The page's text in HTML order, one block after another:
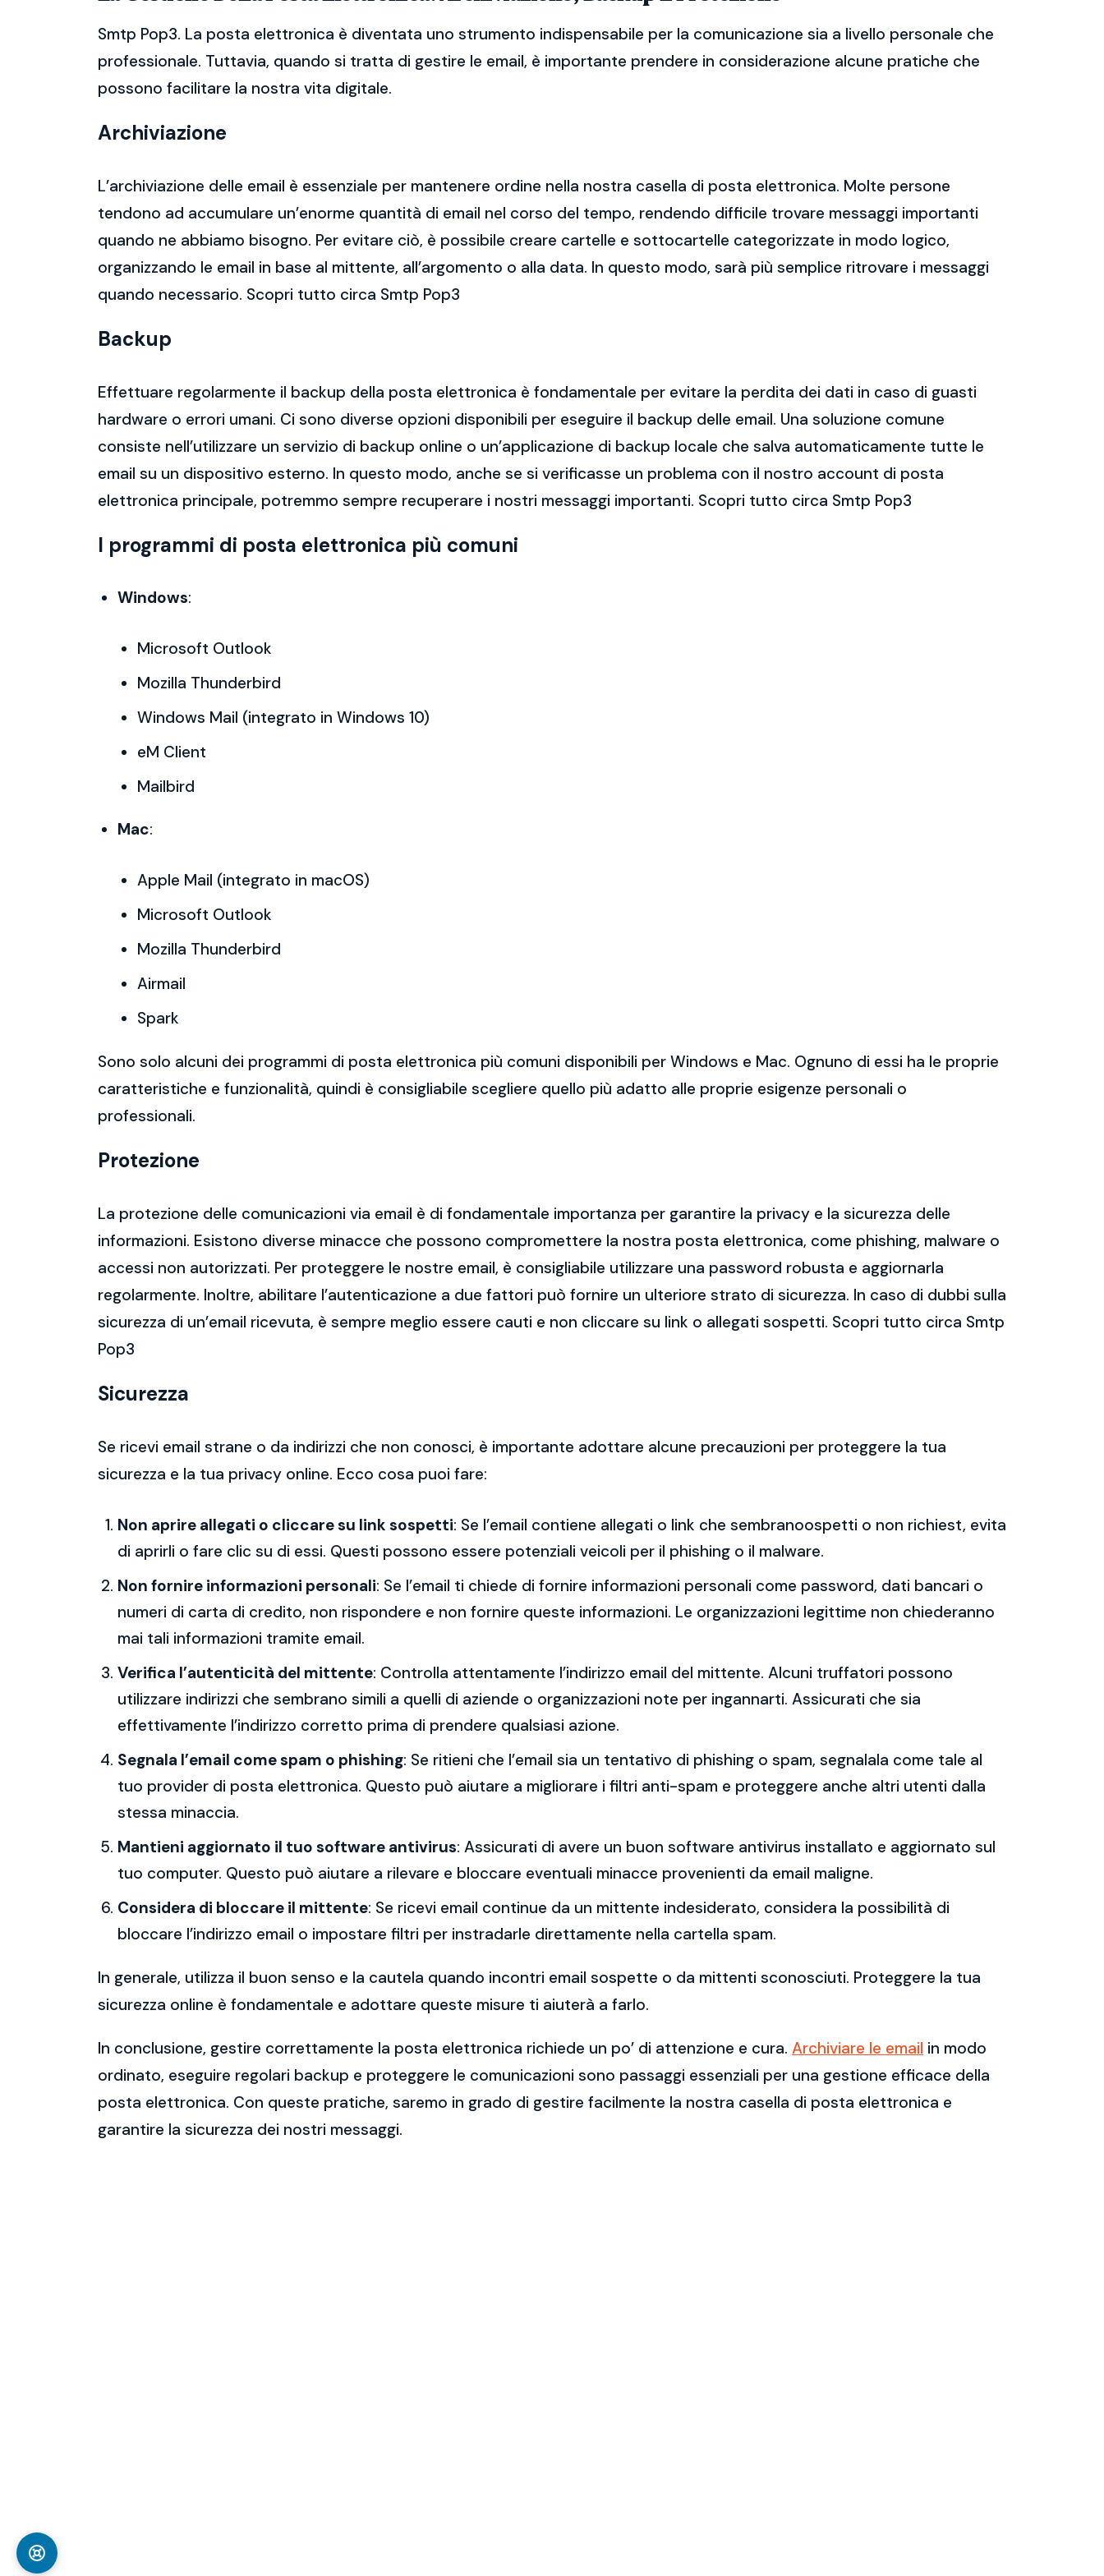
Smtp Pop3. La posta elettronica è diventata uno strumento indispensabile per la comunicazione sia a livello personale che
professionale. Tuttavia, quando si tratta di gestire le email, è importante prendere in considerazione alcune pratiche che
possono facilitare la nostra vita digitale.
Archiviazione
L’archiviazione delle email è essenziale per mantenere ordine nella nostra casella di posta elettronica. Molte persone
tendono ad accumulare un’enorme quantità di email nel corso del tempo, rendendo difficile trovare messaggi importanti
quando ne abbiamo bisogno. Per evitare ciò, è possibile creare cartelle e sottocartelle categorizzate in modo logico,
organizzando le email in base al mittente, all’argomento o alla data. In questo modo, sarà più semplice ritrovare i messaggi
quando necessario. Scopri tutto circa Smtp Pop3
Backup
Effettuare regolarmente il backup della posta elettronica è fondamentale per evitare la perdita dei dati in caso di guasti
hardware o errori umani. Ci sono diverse opzioni disponibili per eseguire il backup delle email. Una soluzione comune
consiste nell’utilizzare un servizio di backup online o un’applicazione di backup locale che salva automaticamente tutte le
email su un dispositivo esterno. In questo modo, anche se si verificasse un problema con il nostro account di posta
elettronica principale, potremmo sempre recuperare i nostri messaggi importanti. Scopri tutto circa Smtp Pop3
I programmi di posta elettronica più comuni
Windows:
Microsoft Outlook
Mozilla Thunderbird
Windows Mail (integrato in Windows 10)
eM Client
Mailbird
Mac:
Apple Mail (integrato in macOS)
Microsoft Outlook
Mozilla Thunderbird
Airmail
Spark
Sono solo alcuni dei programmi di posta elettronica più comuni disponibili per Windows e Mac. Ognuno di essi ha le proprie
caratteristiche e funzionalità, quindi è consigliabile scegliere quello più adatto alle proprie esigenze personali o
professionali.
Protezione
La protezione delle comunicazioni via email è di fondamentale importanza per garantire la privacy e la sicurezza delle
informazioni. Esistono diverse minacce che possono compromettere la nostra posta elettronica, come phishing, malware o
accessi non autorizzati. Per proteggere le nostre email, è consigliabile utilizzare una password robusta e aggiornarla
regolarmente. Inoltre, abilitare l’autenticazione a due fattori può fornire un ulteriore strato di sicurezza. In caso di dubbi sulla
sicurezza di un’email ricevuta, è sempre meglio essere cauti e non cliccare su link o allegati sospetti. Scopri tutto circa Smtp
Pop3
Sicurezza
Se ricevi email strane o da indirizzi che non conosci, è importante adottare alcune precauzioni per proteggere la tua
sicurezza e la tua privacy online. Ecco cosa puoi fare:
Non aprire allegati o cliccare su link sospetti: Se l’email contiene allegati o link che sembranoospetti o non richiest, evita
di aprirli o fare clic su di essi. Questi possono essere potenziali veicoli per il phishing o il malware.
Non fornire informazioni personali: Se l’email ti chiede di fornire informazioni personali come password, dati bancari o
numeri di carta di credito, non rispondere e non fornire queste informazioni. Le organizzazioni legittime non chiederanno
mai tali informazioni tramite email.
Verifica l’autenticità del mittente: Controlla attentamente l’indirizzo email del mittente. Alcuni truffatori possono
utilizzare indirizzi che sembrano simili a quelli di aziende o organizzazioni note per ingannarti. Assicurati che sia
effettivamente l’indirizzo corretto prima di prendere qualsiasi azione.
Segnala l’email come spam o phishing: Se ritieni che l’email sia un tentativo di phishing o spam, segnalala come tale al
tuo provider di posta elettronica. Questo può aiutare a migliorare i filtri anti-spam e proteggere anche altri utenti dalla
stessa minaccia.
Mantieni aggiornato il tuo software antivirus: Assicurati di avere un buon software antivirus installato e aggiornato sul
tuo computer. Questo può aiutare a rilevare e bloccare eventuali minacce provenienti da email maligne.
Considera di bloccare il mittente: Se ricevi email continue da un mittente indesiderato, considera la possibilità di
bloccare l’indirizzo email o impostare filtri per instradarle direttamente nella cartella spam.
In generale, utilizza il buon senso e la cautela quando incontri email sospette o da mittenti sconosciuti. Proteggere la tua
sicurezza online è fondamentale e adottare queste misure ti aiuterà a farlo.
In conclusione, gestire correttamente la posta elettronica richiede un po’ di attenzione e cura. Archiviare le email in modo
ordinato, eseguire regolari backup e proteggere le comunicazioni sono passaggi essenziali per una gestione efficace della
posta elettronica. Con queste pratiche, saremo in grado di gestire facilmente la nostra casella di posta elettronica e
garantire la sicurezza dei nostri messaggi.